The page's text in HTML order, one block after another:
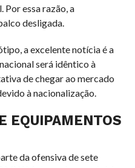
Por essa razão, a
desligada.
a excelente notícia é a
será idêntico à
de chegar ao mercado
à nacionalização.
EQUIPAMENTOS
da ofensiva de sete